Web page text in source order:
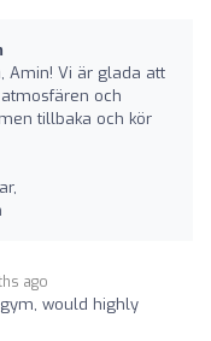
Amin! Vi är glada att
och
tillbaka och kör
ago
would highly